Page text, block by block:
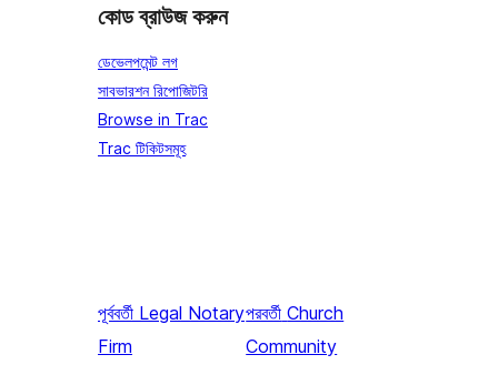
কোড ব্রাউজ করুন
ডেভেলপমেন্ট লগ
সাবভারশন রিপোজিটরি
Browse in Trac
Trac টিকিটসমূহ
পূর্ববর্তী Legal Notary
Firm
পরবর্তী Church
Community